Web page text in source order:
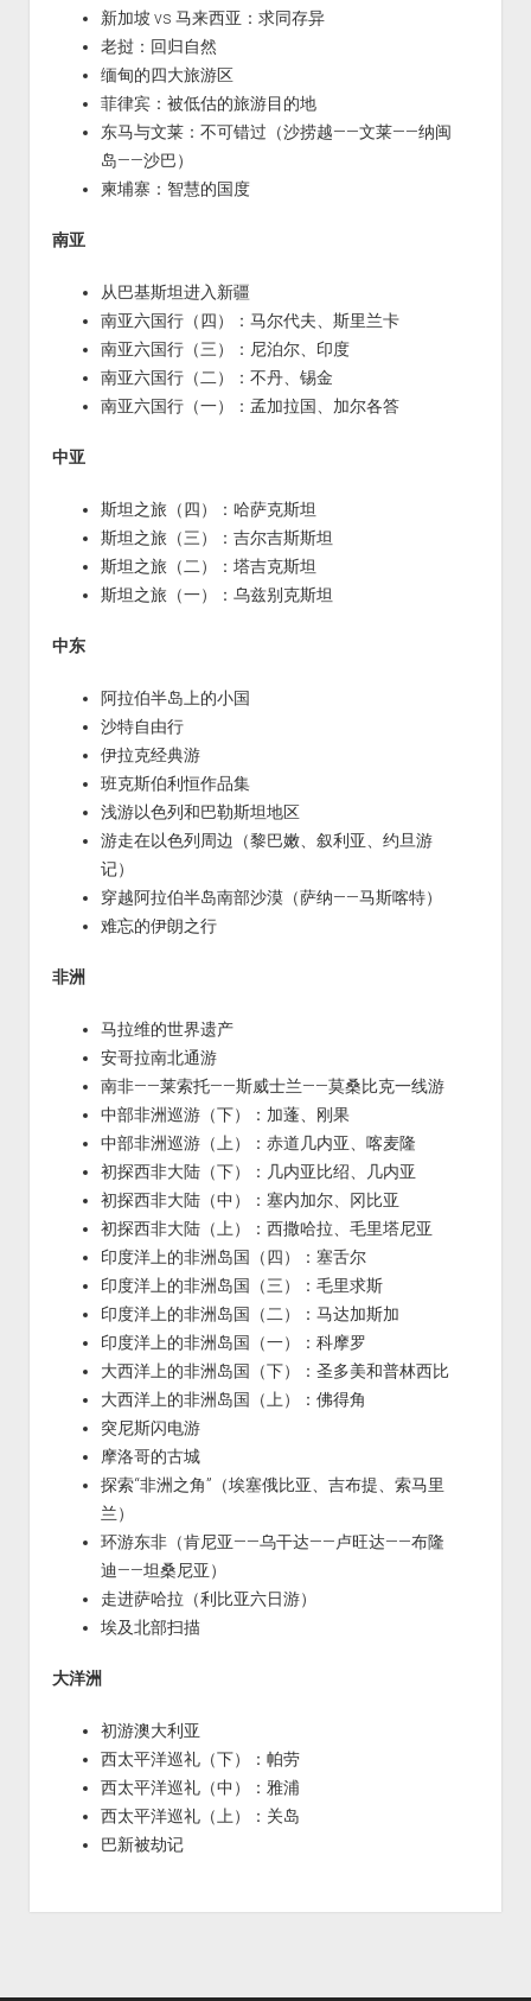
新加坡 vs 马来西亚：求同存异
老挝：回归自然
缅甸的四大旅游区
菲律宾：被低估的旅游目的地
东马与文莱：不可错过（沙捞越——文莱——纳闽
岛——沙巴）
柬埔寨：智慧的国度
南亚
从巴基斯坦进入新疆
南亚六国行（四）：马尔代夫、斯里兰卡
南亚六国行（三）：尼泊尔、印度
南亚六国行（二）：不丹、锡金
南亚六国行（一）：孟加拉国、加尔各答
中亚
斯坦之旅（四）：哈萨克斯坦
斯坦之旅（三）：吉尔吉斯斯坦
斯坦之旅（二）：塔吉克斯坦
斯坦之旅（一）：乌兹别克斯坦
中东
阿拉伯半岛上的小国
沙特自由行
伊拉克经典游
班克斯伯利恒作品集
浅游以色列和巴勒斯坦地区
游走在以色列周边（黎巴嫩、叙利亚、约旦游
记）
穿越阿拉伯半岛南部沙漠（萨纳——马斯喀特）
难忘的伊朗之行
非洲
马拉维的世界遗产
安哥拉南北通游
南非——莱索托——斯威士兰——莫桑比克一线游
中部非洲巡游（下）：加蓬、刚果
中部非洲巡游（上）：赤道几内亚、喀麦隆
初探西非大陆（下）：几内亚比绍、几内亚
初探西非大陆（中）：塞内加尔、冈比亚
初探西非大陆（上）：西撒哈拉、毛里塔尼亚
印度洋上的非洲岛国（四）：塞舌尔
印度洋上的非洲岛国（三）：毛里求斯
印度洋上的非洲岛国（二）：马达加斯加
印度洋上的非洲岛国（一）：科摩罗
大西洋上的非洲岛国（下）：圣多美和普林西比
大西洋上的非洲岛国（上）：佛得角
突尼斯闪电游
摩洛哥的古城
探索“非洲之角”（埃塞俄比亚、吉布提、索马里
兰）
环游东非（肯尼亚——乌干达——卢旺达——布隆
迪——坦桑尼亚）
走进萨哈拉（利比亚六日游）
埃及北部扫描
大洋洲
初游澳大利亚
西太平洋巡礼（下）：帕劳
西太平洋巡礼（中）：雅浦
西太平洋巡礼（上）：关岛
巴新被劫记